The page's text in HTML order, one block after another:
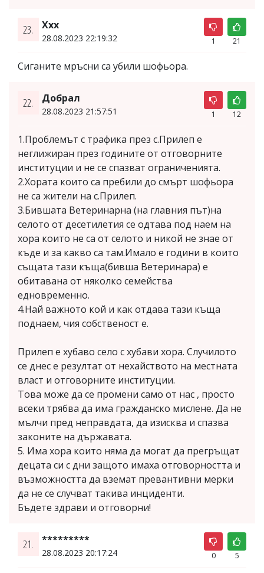
23. Ххх
28.08.2023 22:19:32 1 21
Сиганите мръсни са убили шофьора.
22. Добрал
28.08.2023 21:57:51 1 12
1.Проблемът с трафика през с.Прилеп е
неглижиран през годините от отговорните
институции и не се спазват ограниченията.
2.Хората които са пребили до смърт шофьора
не са жители на с.Прилеп.
3.Бившата Ветеринарна (на главния път)на
селото от десетилетия се одтава под наем на
хора които не са от селото и никой не знае от
къде и за какво са там.Имало е години в които
същата тази къща(бивша Ветеринара) е
обитавана от няколко семейства
едновременно.
4.Най важното кой и как отдава тази къща
поднаем, чия собственост е.
Прилеп е хубаво село с хубави хора. Случилото
се днес е резултат от нехайството на местната
власт и отговорните институции.
Това може да се промени само от нас , просто
всеки трябва да има гражданско мислене. Да не
мълчи пред неправдата, да изисква и спазва
законите на държавата.
5. Има хора които няма да могат да прегръщат
децата си с дни защото имаха отговорността и
възможността да вземат превантивни мерки
да не се случват такива инциденти.
Бъдете здрави и отговорни!
21. *********
28.08.2023 20:17:24 0 5